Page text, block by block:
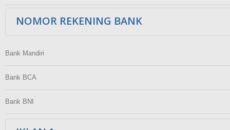
NOMOR REKENING BANK
Bank Mandiri
Bank BCA
Bank BNI